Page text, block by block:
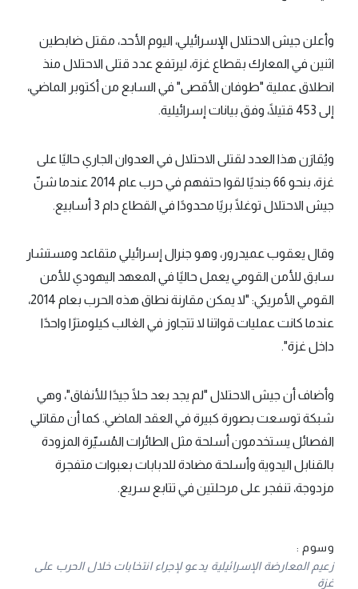
وأعلن جيش الاحتلال الإسرائيلي، اليوم الأحد، مقتل ضابطين
اثنين في المعارك بقطاع غزة، ليرتفع عدد قتلى الاحتلال منذ
انطلاق عملية "طوفان الأقصى" في السابع من أكتوبر الماضي،
إلى 453 قتيلًا، وفق بيانات إسرائيلية.
ويُقارَن هذا العدد لقتلى الاحتلال في العدوان الجاري حاليًا على
غزة، بنحو 66 جنديًا لقوا حتفهم في حرب عام 2014 عندما شنّ
جيش الاحتلال توغلًا بريًا محدودًا في القطاع دام 3 أسابيع.
وقال يعقوب عميدرور، وهو جنرال إسرائيلي متقاعد ومستشار
سابق للأمن القومي يعمل حاليًا في المعهد اليهودي للأمن
القومي الأمريكي: "لا يمكن مقارنة نطاق هذه الحرب بعام 2014،
عندما كانت عمليات قواتنا لا تتجاوز في الغالب كيلومترًا واحدًا
داخل غزة".
وأضاف أن جيش الاحتلال "لم يجد بعد حلًا جيدًا للأنفاق"، وهي
شبكة توسعت بصورة كبيرة في العقد الماضي. كما أن مقاتلي
الفصائل يستخدمون أسلحة مثل الطائرات المُسيّرة المزودة
بالقنابل اليدوية وأسلحة مضادة للدبابات بعبوات متفجرة
مزدوجة، تنفجر على مرحلتين في تتابع سريع.
وسوم :
زعيم المعارضة الإسرائيلية يدعو لإجراء انتخابات خلال الحرب على
غزة